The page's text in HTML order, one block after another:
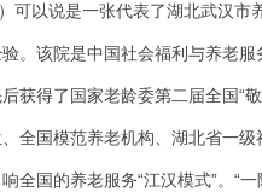
可以说是一张代表了湖北武汉市
。该院是中国社会福利与养老服
获得了国家老龄委第二届全国“
全国模范养老机构、湖北省一级
国的养老服务“江汉模式”。“一